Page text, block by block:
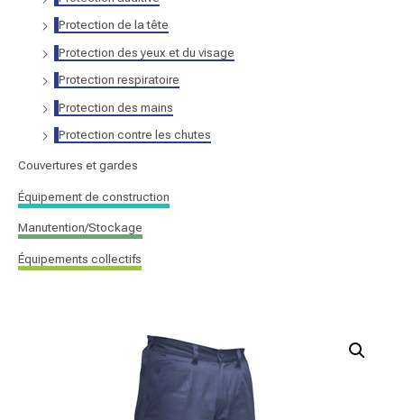
Protection de la tête
Protection des yeux et du visage
Protection respiratoire
Protection des mains
Protection contre les chutes
Couvertures et gardes
Équipement de construction
Manutention/Stockage
Équipements collectifs